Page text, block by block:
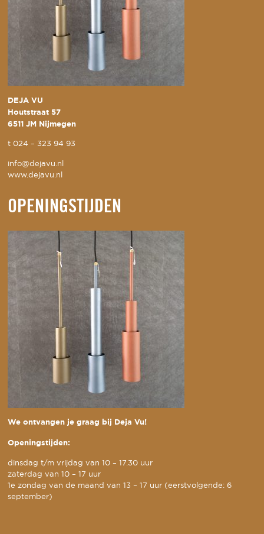
DEJA VU
Houtstraat 57
6511 JM Nijmegen
t024 – 323 94 93
info@dejavu.nl
www.dejavu.nl
OPENINGSTIJDEN
We ontvangen je graag bij Deja Vu!
Openingstijden:
dinsdag t/m vrijdag van 10 – 17.30 uur
zaterdag van 10 – 17 uur
1e zondag van de maand van 13 – 17 uur (eerstvolgende: 6
september)